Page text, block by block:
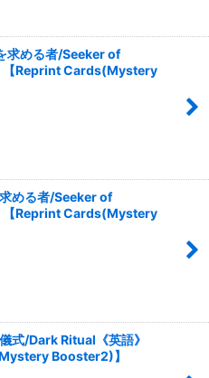
求める者/Seeker of
【Reprint Cards(Mystery
める者/Seeker of
【Reprint Cards(Mystery
式/Dark Ritual《英語》
Booster2)】